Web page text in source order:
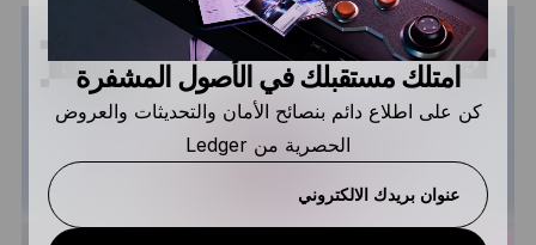
امتلك مستقبلك في الأصول المشفرة
كن على اطلاع دائم بنصائح الأمان والتحديثات والعروض
الحصرية من Ledger
عنوان بريدك الالكتروني